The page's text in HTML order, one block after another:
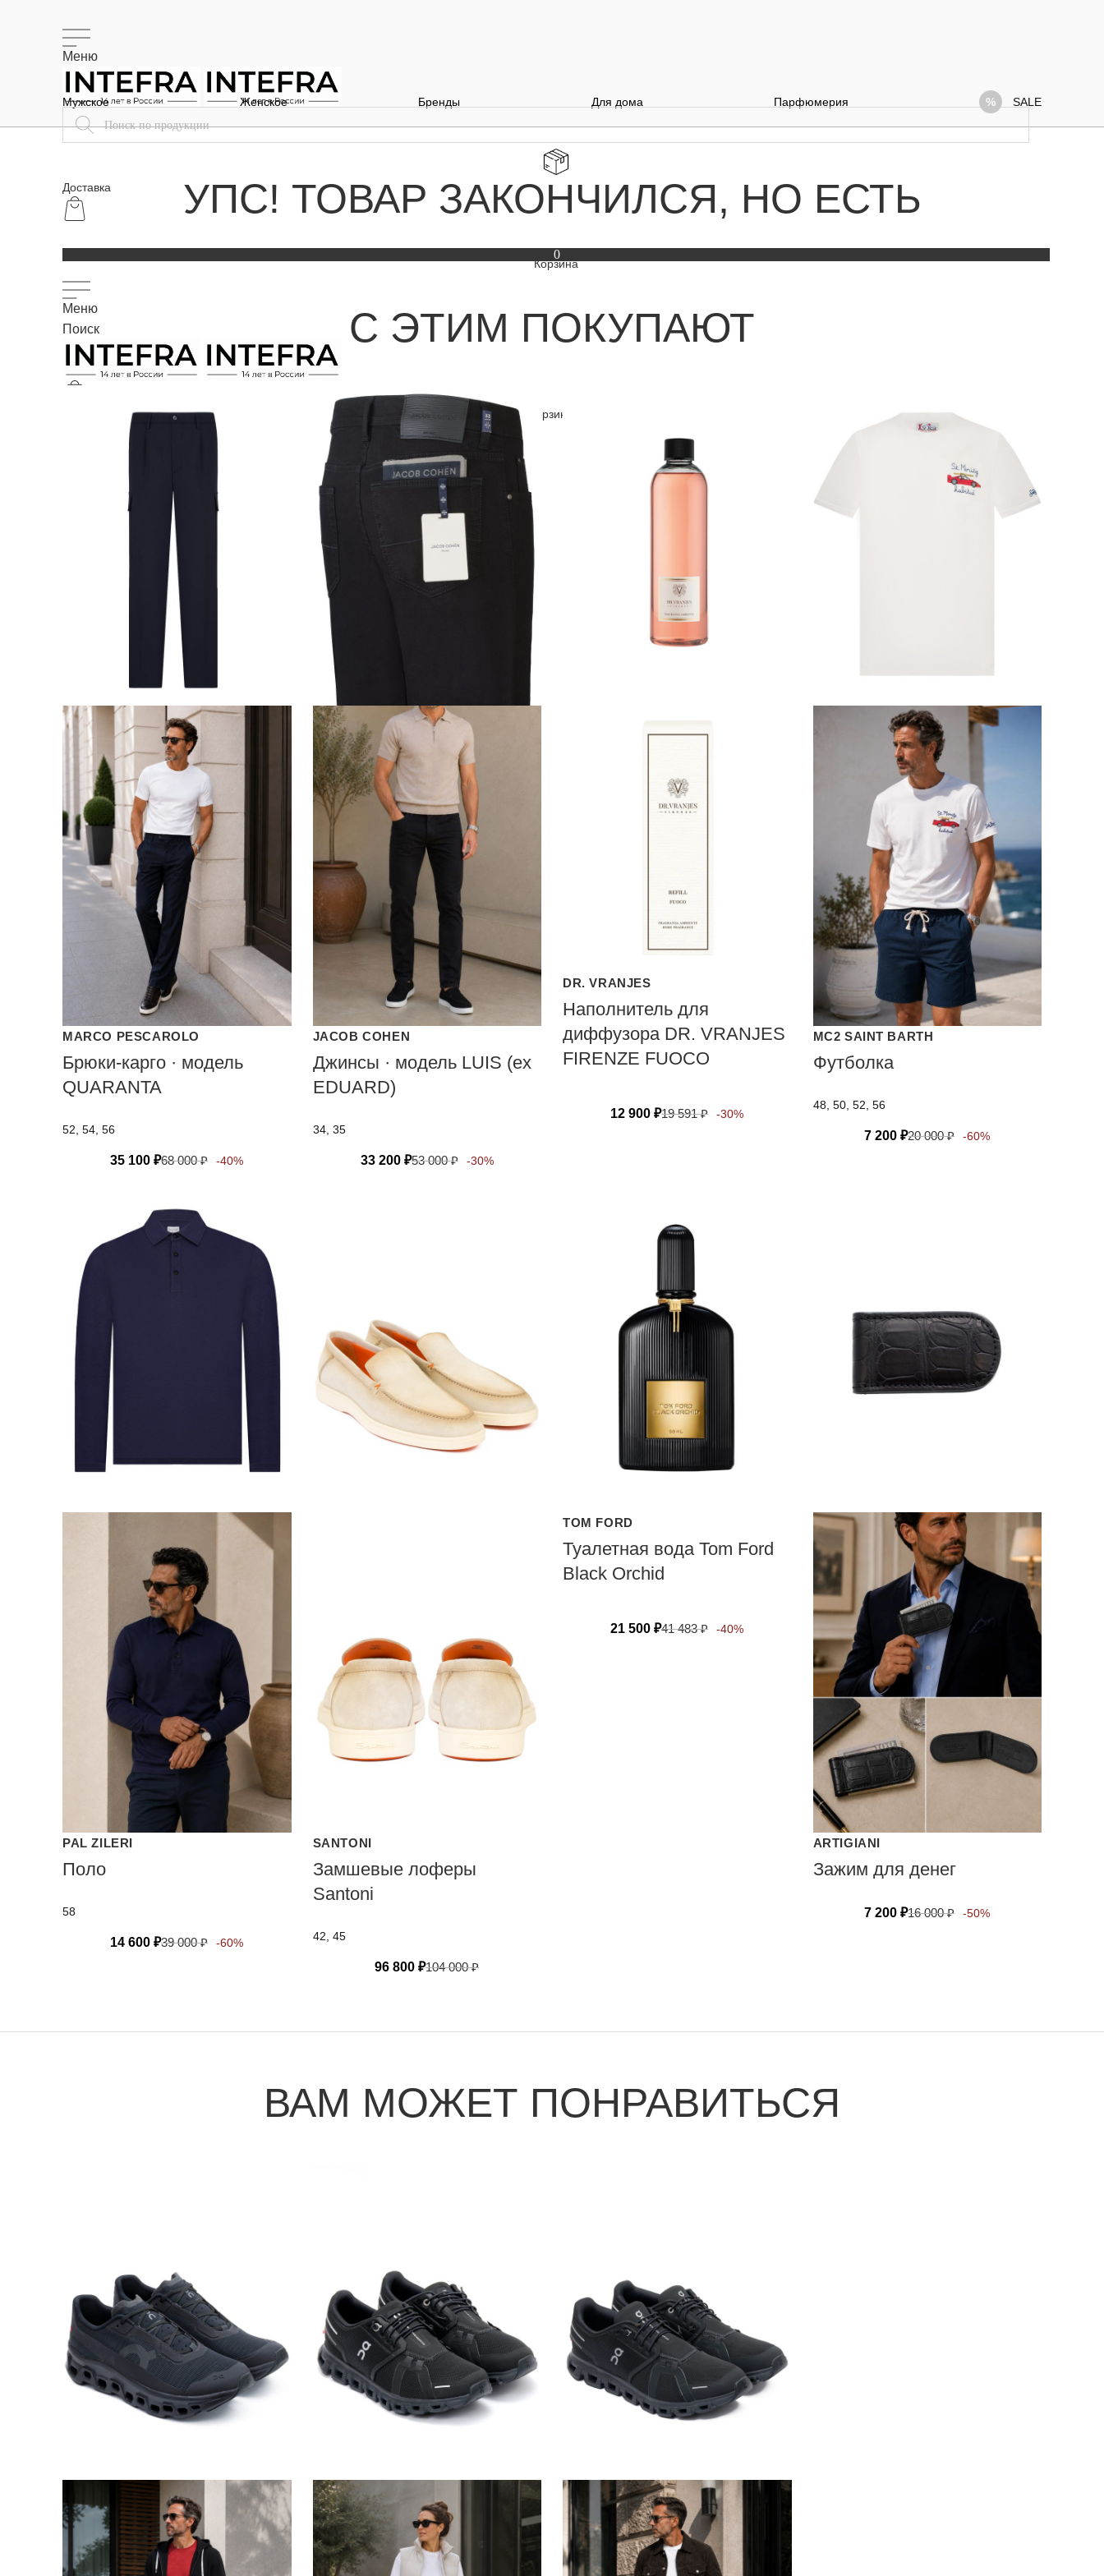
Меню
Доставка
0
Меню
Поиск
Мужское Женское Бренды Для дома Парфюмерия SALE
УПС! ТОВАР ЗАКОНЧИЛСЯ, НО ЕСТЬ
С ЭТИМ ПОКУПАЮТ
MARCO PESCAROLO
Брюки-карго · модель
QUARANTA
52, 54, 56
35 100₽68 000₽ -40%
JACOB COHEN
Джинсы · модель LUIS (ex
EDUARD)
34, 35
33 200 ₽53 000₽ -30%
DR. VRANJES
Наполнитель для
диффузора DR. VRANJES
FIRENZE FUOCO
12 900₽19 591₽ -30%
MC2 SAINT BARTH
Футболка
48, 50, 52, 56
7 200₽20 000₽ -60%
PAL ZILERI
Поло
58
14 600₽39 000₽ -60%
SANTONI
Замшевые лоферы
Santoni
42, 45
104 000₽
96 800₽
TOM FORD
Туалетная вода Tom Ford
Black Orchid
21 500₽41 483₽ -40%
ARTIGIANI
Зажим для денег
7 200₽16 000₽ -50%
ВАМ МОЖЕТ ПОНРАВИТЬСЯ